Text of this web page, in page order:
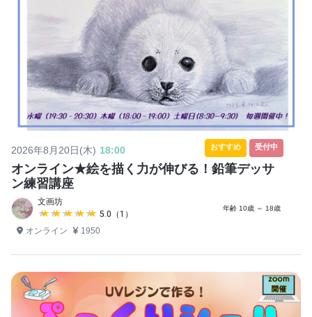
2026年8月20日(木) 18:00 おすすめ 受付中
オンライン★絵を描く力が伸びる！鉛筆デッサ
ン練習講座
文画坊
★★★★★
★★★★★ 5.0（1） 年齢 10歳 ～ 18歳
オンライン 1950